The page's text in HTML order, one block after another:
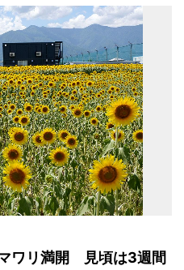
ワリ満開 見頃は3週間